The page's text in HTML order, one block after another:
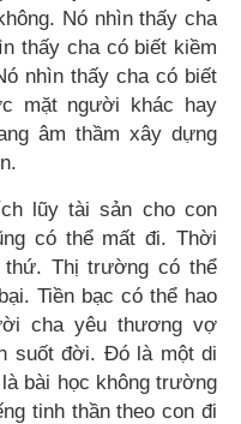
Nó nhìn thấy cha
thấy cha có biết kiềm
nhìn thấy cha có biết
mặt người khác hay
âm thầm xây dựng
lũy tài sản cho con
có thể mất đi. Thời
Thị trường có thể
Tiền bạc có thể hao
cha yêu thương vợ
suốt đời. Đó là một di
bài học không trường
tinh thần theo con đi